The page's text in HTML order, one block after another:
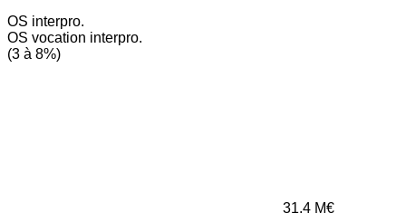
OS interpro.
OS vocation interpro.
(3 à 8%)
31.4 M€